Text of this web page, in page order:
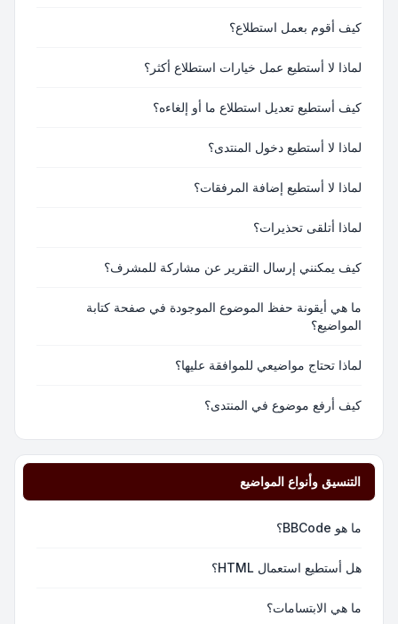
كيف أقوم بعمل استطلاع؟
لماذا لا أستطيع عمل خيارات استطلاع أكثر؟
كيف أستطيع تعديل استطلاع ما أو إلغاءه؟
لماذا لا أستطيع دخول المنتدى؟
لماذا لا أستطيع إضافة المرفقات؟
لماذا أتلقى تحذيرات؟
كيف يمكنني إرسال التقرير عن مشاركة للمشرف؟
ما هي أيقونة حفظ الموضوع الموجودة في صفحة كتابة
المواضيع؟
لماذا تحتاج مواضيعي للموافقة عليها؟
كيف أرفع موضوع في المنتدى؟
التنسيق وأنواع المواضيع
ما هو BBCode؟
هل أستطيع استعمال HTML؟
ما هي الابتسامات؟